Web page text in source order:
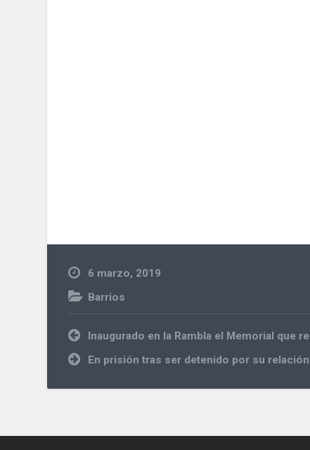
6 marzo, 2019
Barrios
Navegación
de
entradas
Inaugurado en la Rambla el Memorial que
En prisión tras ser detenido por su